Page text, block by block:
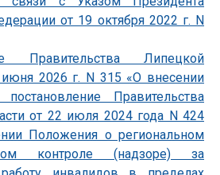
от 19 октября 2022 г. N
Правительства Липецкой
июня 2026 г. N 315 «О внесении
Правительства
от 22 июля 2024 года N 424
Положения о региональном
контроле (надзоре) за